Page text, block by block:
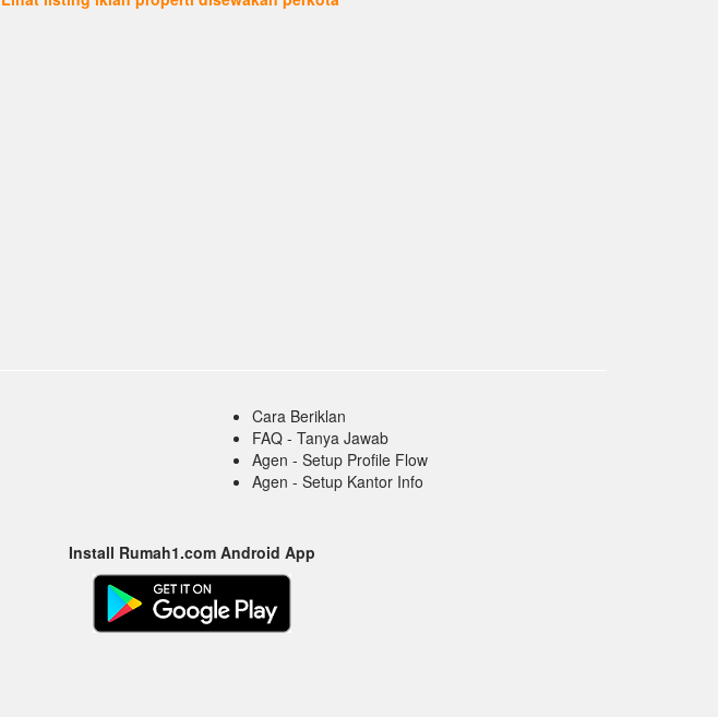
Cara Beriklan
FAQ - Tanya Jawab
Agen - Setup Profile Flow
Agen - Setup Kantor Info
Install Rumah1.com Android App